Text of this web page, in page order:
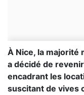
À Nice, la majorité
a décidé de
encadrant les
suscitant de vives